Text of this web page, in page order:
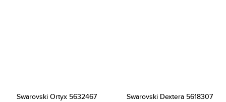
Swarovski Ortyx 5632467 Swarovski Dextera 5618307